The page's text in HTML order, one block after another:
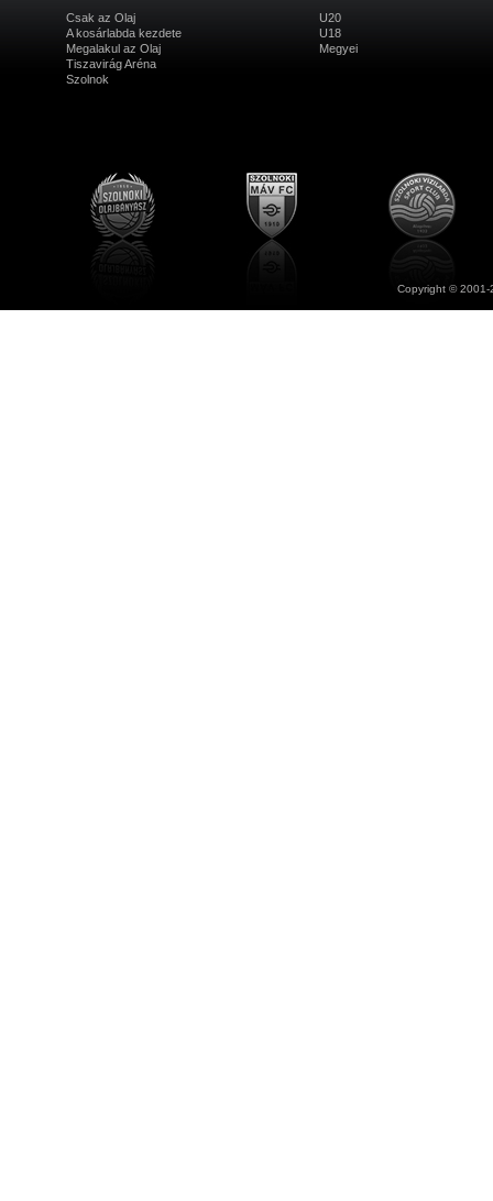
Csak az Olaj
A kosárlabda kezdete
Megalakul az Olaj
Tiszavirág Aréna
Szolnok
U20
U18
Megyei
Copyright ©